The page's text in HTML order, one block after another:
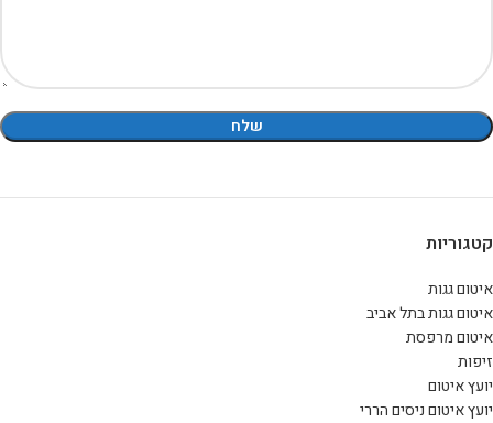
קטגוריות
איטום גגות
איטום גגות בתל אביב
איטום מרפסת
זיפות
יועץ איטום
יועץ איטום ניסים הררי